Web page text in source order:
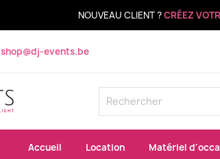
NOUVEAU CLIENT ?CRÉEZ
shop@dj-events.be
Accueil Location Matériel